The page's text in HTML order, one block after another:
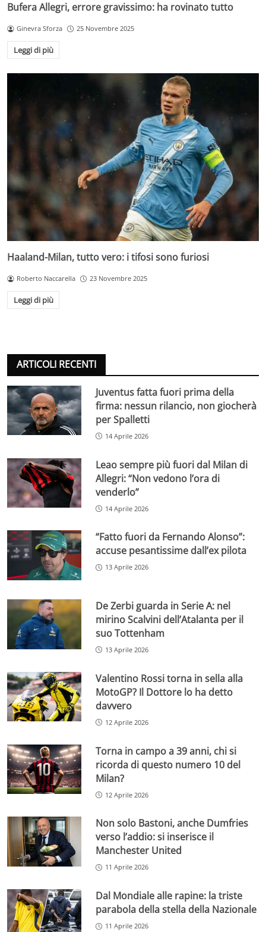
Bufera Allegri, errore gravissimo: ha rovinato tutto
Ginevra Sforza 25 Novembre 2025
Leggi di più
Haaland-Milan, tutto vero: i tifosi sono furiosi
Roberto Naccarella 23 Novembre 2025
Leggi di più
ARTICOLI RECENTI
Juventus fatta fuori prima della
firma: nessun rilancio, non giocherà
per Spalletti
14 Aprile 2026
Leao sempre più fuori dal Milan di
Allegri: “Non vedono l’ora di
venderlo”
14 Aprile 2026
“Fatto fuori da Fernando Alonso”:
accuse pesantissime dall’ex pilota
13 Aprile 2026
De Zerbi guarda in Serie A: nel
mirino Scalvini dell’Atalanta per il
suo Tottenham
13 Aprile 2026
Valentino Rossi torna in sella alla
MotoGP? Il Dottore lo ha detto
davvero
12 Aprile 2026
Torna in campo a 39 anni, chi si
ricorda di questo numero 10 del
Milan?
12 Aprile 2026
Non solo Bastoni, anche Dumfries
verso l’addio: si inserisce il
Manchester United
11 Aprile 2026
Dal Mondiale alle rapine: la triste
parabola della stella della Nazionale
11 Aprile 2026